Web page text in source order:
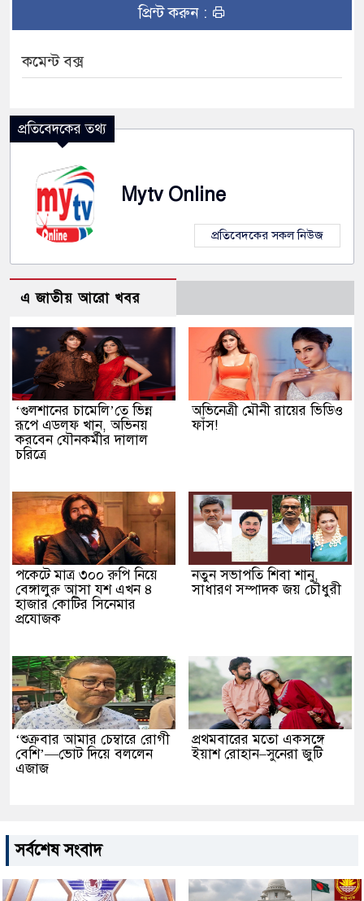
প্রিন্ট করুন :
কমেন্ট বক্স
প্রতিবেদকের তথ্য
Mytv Online
প্রতিবেদকের সকল নিউজ
এ জাতীয় আরো খবর
‘গুলশানের চামেলি’তে ভিন্ন
রূপে এডলফ খান, অভিনয়
করবেন যৌনকর্মীর দালাল
চরিত্রে
অভিনেত্রী মৌনী রায়ের ভিডিও
ফাঁস!
পকেটে মাত্র ৩০০ রুপি নিয়ে
বেঙ্গালুরু আসা যশ এখন ৪
হাজার কোটির সিনেমার
প্রযোজক
নতুন সভাপতি শিবা শানু,
সাধারণ সম্পাদক জয় চৌধুরী
‘শুক্রবার আমার চেম্বারে রোগী
বেশি’—ভোট দিয়ে বললেন
এজাজ
প্রথমবারের মতো একসঙ্গে
ইয়াশ রোহান–সুনেরা জুটি
সর্বশেষ সংবাদ